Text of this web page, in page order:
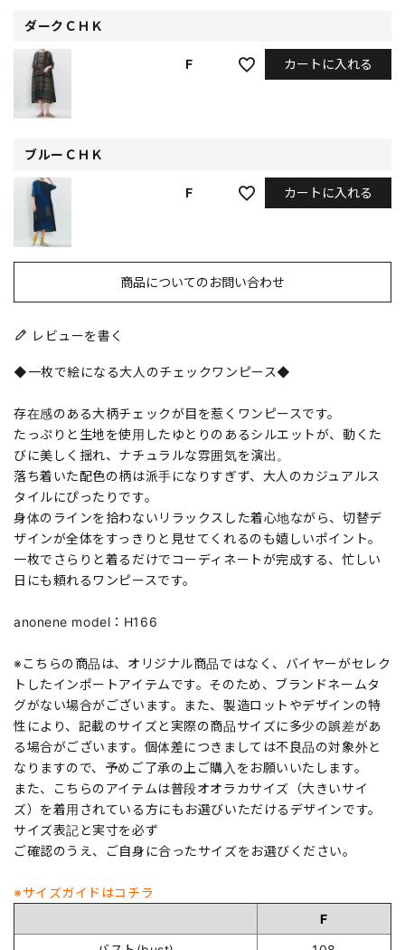
ダークＣＨＫ
F カートに入れる
ブルーＣＨＫ
F カートに入れる
商品についてのお問い合わせ
レビューを書く
◆一枚で絵になる大人のチェックワンピース◆
存在感のある大柄チェックが目を惹くワンピースです。
たっぷりと生地を使用したゆとりのあるシルエットが、動くた
びに美しく揺れ、ナチュラルな雰囲気を演出。
落ち着いた配色の柄は派手になりすぎず、大人のカジュアルス
タイルにぴったりです。
身体のラインを拾わないリラックスした着心地ながら、切替デ
ザインが全体をすっきりと見せてくれるのも嬉しいポイント。
一枚でさらりと着るだけでコーディネートが完成する、忙しい
日にも頼れるワンピースです。
anonene model：H166
※こちらの商品は、オリジナル商品ではなく、バイヤーがセレク
トしたインポートアイテムです。そのため、ブランドネームタ
グがない場合がございます。また、製造ロットやデザインの特
性により、記載のサイズと実際の商品サイズに多少の誤差があ
る場合がございます。個体差につきましては不良品の対象外と
なりますので、予めご了承の上ご購入をお願いいたします。
また、こちらのアイテムは普段オオラカサイズ（大きいサイ
ズ）を着用されている方にもお選びいただけるデザインです。
サイズ表記と実寸を必ず
ご確認のうえ、ご自身に合ったサイズをお選びください。
※サイズガイドはコチラ
F